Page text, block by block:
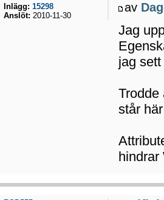
av
Jag
jag
Trodde
står
hindrar
Inlägg: 15298
Anslöt: 2010-11-30